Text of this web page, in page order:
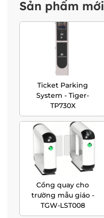
Sản phẩm mới
Ticket Parking
System - Tiger-
TP730X
Cổng quay cho
trường mẫu giáo -
TGW-LST008